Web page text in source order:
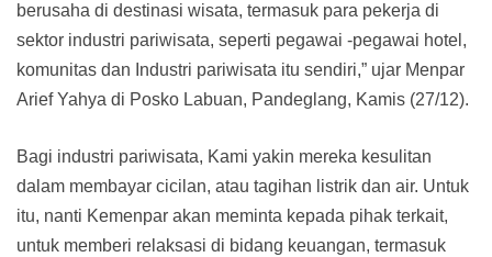
berusaha di destinasi wisata, termasuk para pekerja di
sektor industri pariwisata, seperti pegawai -pegawai hotel,
komunitas dan Industri pariwisata itu sendiri,” ujar Menpar
Arief Yahya di Posko Labuan, Pandeglang, Kamis (27/12).
Bagi industri pariwisata, Kami yakin mereka kesulitan
dalam membayar cicilan, atau tagihan listrik dan air. Untuk
itu, nanti Kemenpar akan meminta kepada pihak terkait,
untuk memberi relaksasi di bidang keuangan, termasuk